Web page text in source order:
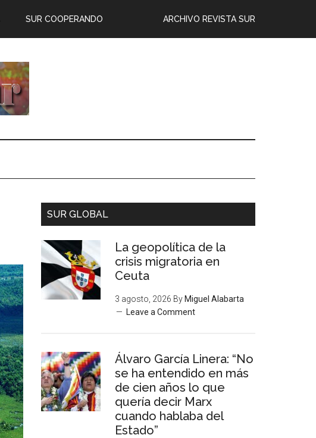
ARCHIVO REVISTA SUR
SUR COOPERANDO
SUR GLOBAL
La geopolítica de la
crisis migratoria en
Ceuta
3 agosto, 2026 By Miguel Alabarta
Leave a Comment
Álvaro García Linera: “No
se ha entendido en más
de cien años lo que
quería decir Marx
cuando hablaba del
Estado”